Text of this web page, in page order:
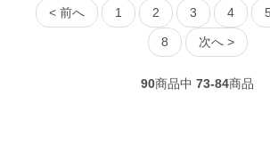
< 前へ 1 2 3 4
8 次へ >
90商品中 73-84商品